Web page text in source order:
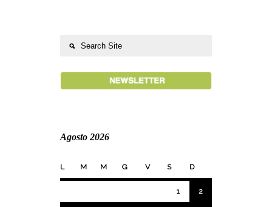
Agosto 2026
L M M G V S D
1 2